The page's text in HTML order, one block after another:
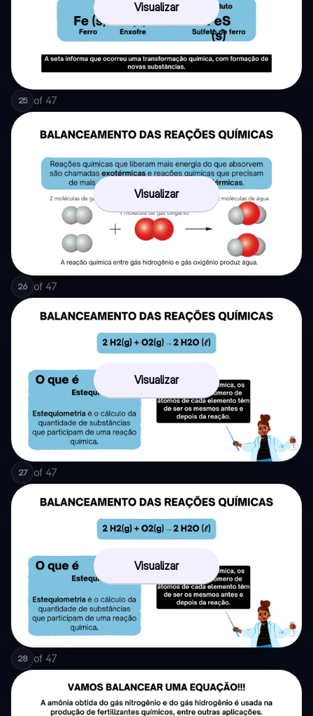
Visualizar
25 of 47
Visualizar
26 of 47
Visualizar
27 of 47
Visualizar
28 of 47